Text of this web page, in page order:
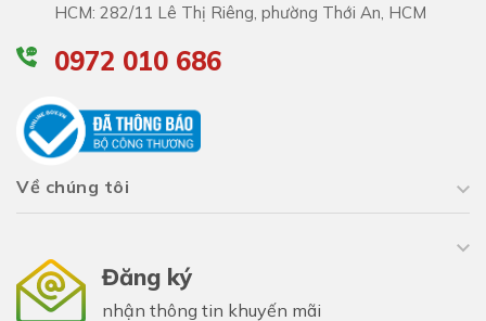
HCM: 282/11 Lê Thị Riêng, phường Thới An, HCM
0972 010 686
Về chúng tôi
Đăng ký
nhận thông tin khuyến mãi